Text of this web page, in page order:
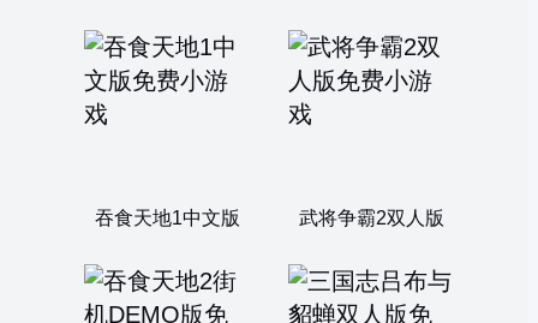
吞食天地1中文版 武将争霸2双人版